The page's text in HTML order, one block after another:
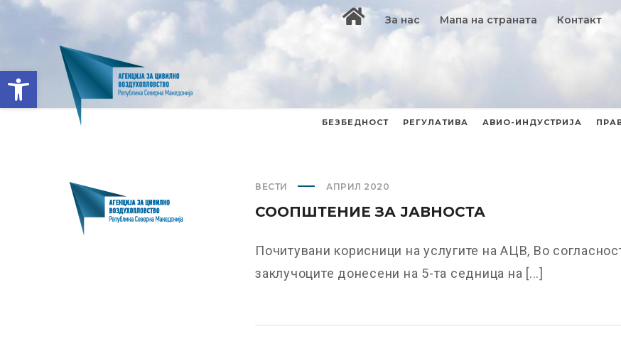
Open toolbar
За нас Мапа на страната Контакт
БЕЗБЕДНОСТ РЕГУЛАТИВА АВИО-ИНДУСТРИЈА
ВЕСТИ АПРИЛ 2020
СООПШТЕНИЕ ЗА ЈАВНОСТА
Почитувани корисници на услугите на АЦВ, Во
заклучоците донесени на 5-та седница на [...]